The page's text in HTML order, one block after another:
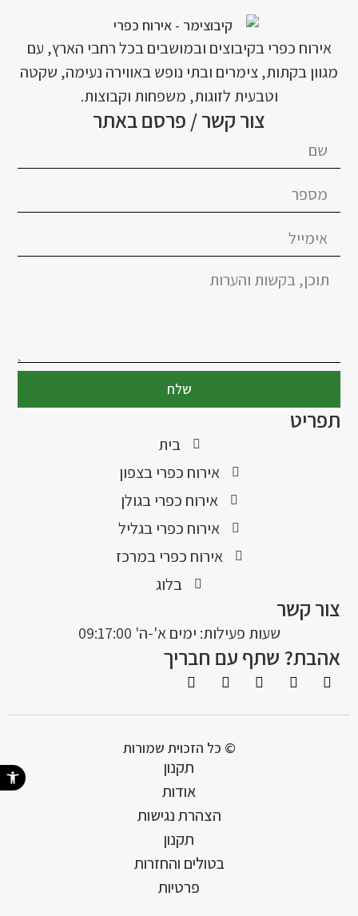
פתח סרגל
אירוח כפרי בקיבוצים ובמושבים בכל רחבי הארץ, עם
מגוון בקתות, צימרים ובתי נופש באווירה נעימה, שקטה
וטבעית לזוגות, משפחות וקבוצות.
צור קשר / פרסם באתר
שלח
תפריט
בית
אירוח כפרי בצפון
אירוח כפרי בגולן
אירוח כפרי בגליל
אירוח כפרי במרכז
בלוג
צור קשר
שעות פעילות: ימים א'-ה' 09:17:00
אהבת? שתף עם חבריך
© כל הזכוית שמורות
תקנון
אודות
הצהרת נגישות
תקנון
בטולים והחזרות
פרטיות